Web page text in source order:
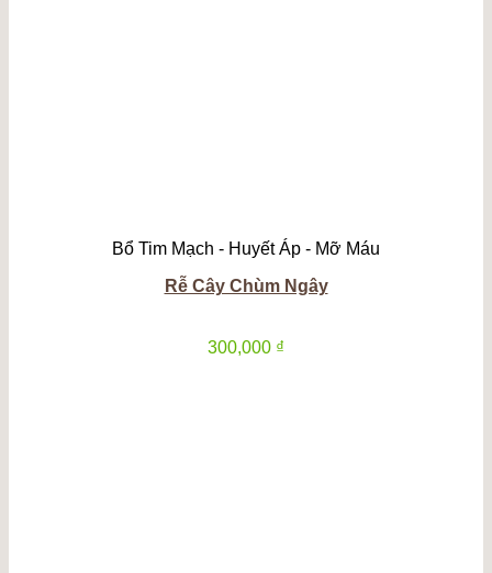
Bổ Tim Mạch - Huyết Áp - Mỡ Máu
Rễ Cây Chùm Ngây
300,000 ₫